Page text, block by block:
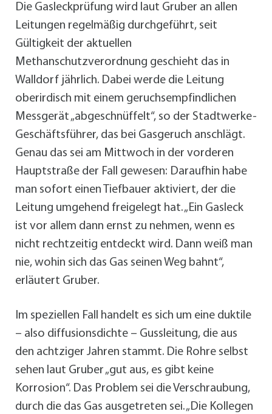
Die Gasleckprüfung wird laut Gruber an allen
Leitungen regelmäßig durchgeführt, seit
Gültigkeit der aktuellen
Methanschutzverordnung geschieht das in
Walldorf jährlich. Dabei werde die Leitung
oberirdisch mit einem geruchsempfindlichen
Messgerät „abgeschnüffelt“, so der Stadtwerke-
Geschäftsführer, das bei Gasgeruch anschlägt.
Genau das sei am Mittwoch in der vorderen
Hauptstraße der Fall gewesen: Daraufhin habe
man sofort einen Tiefbauer aktiviert, der die
Leitung umgehend freigelegt hat. „Ein Gasleck
ist vor allem dann ernst zu nehmen, wenn es
nicht rechtzeitig entdeckt wird. Dann weiß man
nie, wohin sich das Gas seinen Weg bahnt“,
erläutert Gruber.
Im speziellen Fall handelt es sich um eine duktile
– also diffusionsdichte – Gussleitung, die aus
den achtziger Jahren stammt. Die Rohre selbst
sehen laut Gruber „gut aus, es gibt keine
Korrosion“. Das Problem sei die Verschraubung,
durch die das Gas ausgetreten sei. „Die Kollegen